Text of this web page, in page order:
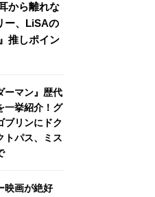
から離れな
ー、LiSAの
推しポイン
ーマン』歴代
一挙紹介！グ
ブリンにドク
トパス、ミス
映画が絶好